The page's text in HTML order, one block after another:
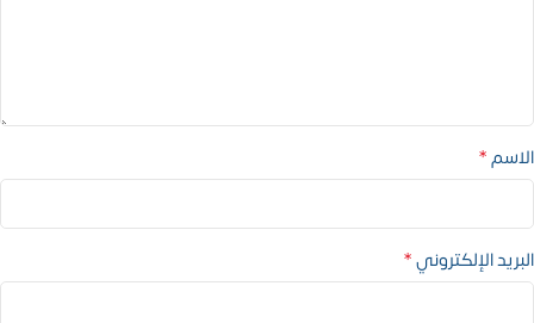
الاسم*
البريد الإلكتروني*